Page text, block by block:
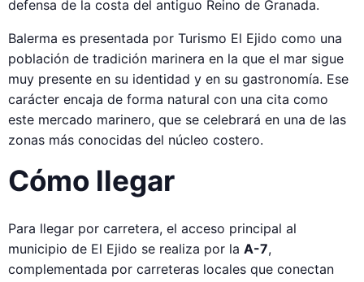
defensa de la costa del antiguo Reino de Granada.
Balerma es presentada por Turismo El Ejido como una
población de tradición marinera en la que el mar sigue
muy presente en su identidad y en su gastronomía. Ese
carácter encaja de forma natural con una cita como
este mercado marinero, que se celebrará en una de las
zonas más conocidas del núcleo costero.
Cómo llegar
Para llegar por carretera, el acceso principal al
municipio de El Ejido se realiza por la A-7,
complementada por carreteras locales que conectan